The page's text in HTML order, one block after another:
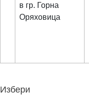
в гр. Горна
Оряховица
Избери